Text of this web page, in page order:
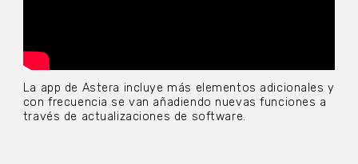
La app de Astera incluye más elementos adicionales y
con frecuencia se van añadiendo nuevas funciones a
través de actualizaciones de software.